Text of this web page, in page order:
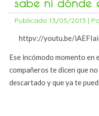
sabe ni dónde
Publicado 13/05/2013 |
httpv://youtu.be/
Ese incómodo momento en
compañeros te dicen que
descartado y que ya te